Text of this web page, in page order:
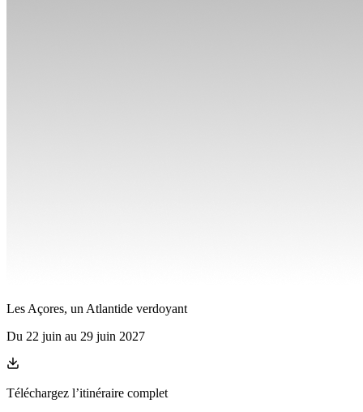
Les Açores, un Atlantide verdoyant
Du 22 juin au 29 juin 2027
Téléchargez l’itinéraire complet